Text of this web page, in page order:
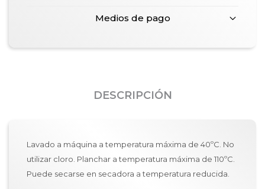
Medios de pago
DESCRIPCIÓN
Lavado a máquina a temperatura máxima de 40ºC. No
utilizar cloro. Planchar a temperatura máxima de 110ºC.
Puede secarse en secadora a temperatura reducida.